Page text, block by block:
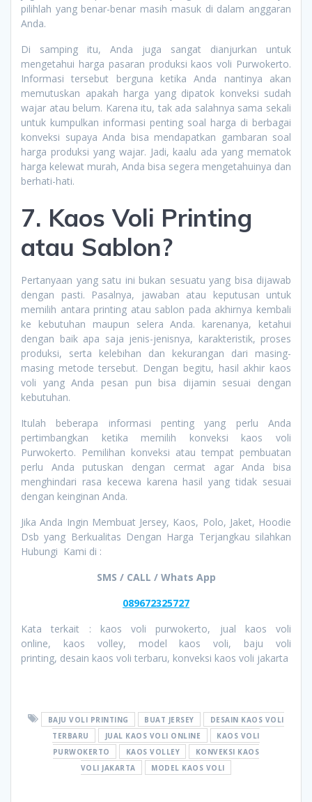
pilihlah yang benar-benar masih masuk di dalam anggaran
Anda.
Di samping itu, Anda juga sangat dianjurkan untuk
mengetahui harga pasaran produksi kaos voli Purwokerto.
Informasi tersebut berguna ketika Anda nantinya akan
memutuskan apakah harga yang dipatok konveksi sudah
wajar atau belum. Karena itu, tak ada salahnya sama sekali
untuk kumpulkan informasi penting soal harga di berbagai
konveksi supaya Anda bisa mendapatkan gambaran soal
harga produksi yang wajar. Jadi, kaalu ada yang mematok
harga kelewat murah, Anda bisa segera mengetahuinya dan
berhati-hati.
7. Kaos Voli Printing
atau Sablon?
Pertanyaan yang satu ini bukan sesuatu yang bisa dijawab
dengan pasti. Pasalnya, jawaban atau keputusan untuk
memilih antara printing atau sablon pada akhirnya kembali
ke kebutuhan maupun selera Anda. karenanya, ketahui
dengan baik apa saja jenis-jenisnya, karakteristik, proses
produksi, serta kelebihan dan kekurangan dari masing-
masing metode tersebut. Dengan begitu, hasil akhir kaos
voli yang Anda pesan pun bisa dijamin sesuai dengan
kebutuhan.
Itulah beberapa informasi penting yang perlu Anda
pertimbangkan ketika memilih konveksi kaos voli
Purwokerto. Pemilihan konveksi atau tempat pembuatan
perlu Anda putuskan dengan cermat agar Anda bisa
menghindari rasa kecewa karena hasil yang tidak sesuai
dengan keinginan Anda.
Jika Anda Ingin Membuat Jersey, Kaos, Polo, Jaket, Hoodie
Dsb yang Berkualitas Dengan Harga Terjangkau silahkan
Hubungi Kami di :
SMS / CALL / Whats App
089672325727
Kata terkait : kaos voli purwokerto, jual kaos voli
online, kaos volley, model kaos voli, baju voli
printing, desain kaos voli terbaru, konveksi kaos voli jakarta
BAJU VOLI PRINTING BUAT JERSEY
DESAIN KAOS VOLI
TERBARU
JUAL KAOS VOLI ONLINE
KAOS VOLI
PURWOKERTO
KAOS VOLLEY
KONVEKSI KAOS
VOLI JAKARTA
MODEL KAOS VOLI